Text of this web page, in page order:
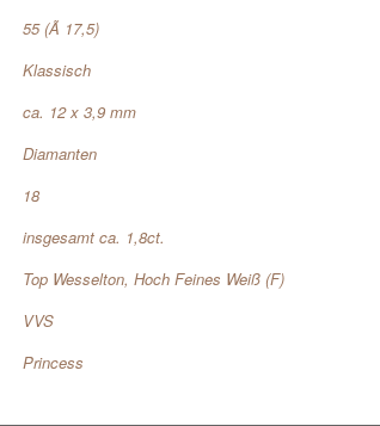
55 (Ã 17,5)
Klassisch
ca. 12 x 3,9 mm
Diamanten
18
insgesamt ca. 1,8ct.
Top Wesselton, Hoch Feines Weiß (F)
VVS
Princess